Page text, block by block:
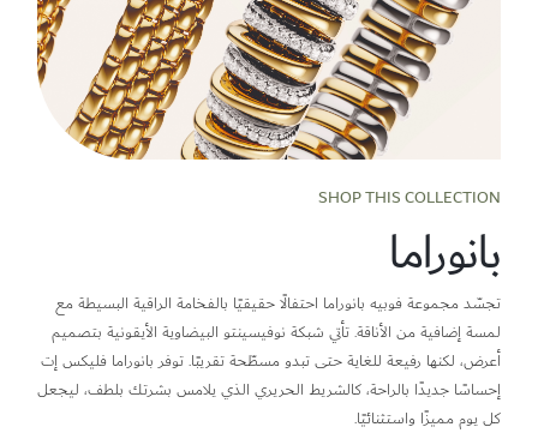
SHOP THIS COLLECTION
بانوراما
تجسّد مجموعة فوبيه بانوراما احتفالًا حقيقيًا بالفخامة الراقية البسيطة مع
لمسة إضافية من الأناقة. تأتي شبكة نوفيسينتو البيضاوية الأيقونية بتصميم
أعرض، لكنها رفيعة للغاية حتى تبدو مسطّحة تقريبًا. توفر بانوراما فليكس إت
إحساسًا جديدًا بالراحة، كالشريط الحريري الذي يلامس بشرتك بلطف، ليجعل
كل يوم مميزًا واستثنائيًا.